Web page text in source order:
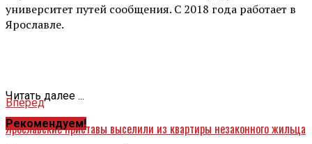
университет путей сообщения. С 2018 года работает в
Ярославле.
Вперед
Ярославские приставы выселили из квартиры незаконного жильца
Читать далее ...
Рекомендуем!